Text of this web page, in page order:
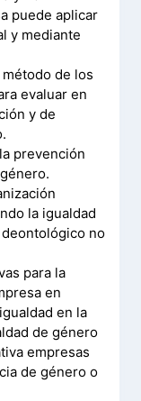
puede aplicar
y mediante
de los
evaluar en
y de
prevención
la igualdad
no
para la
en
en la
de género
empresas
de género o